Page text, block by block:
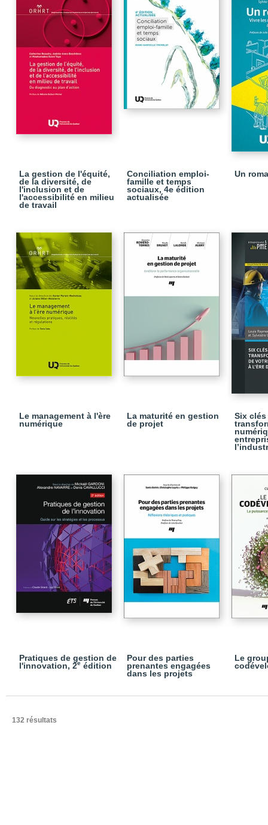
La gestion de l'équité,
de la diversité, de
l'inclusion et de
l'accessibilité en milieu
de travail
Conciliation emploi-
famille et temps
sociaux, 4e édition
actualisée
Un
Le management à l'ère
numérique
La maturité en gestion
de projet
Six
Pratiques de gestion de
l'innovation, 2e édition
Pour des parties
prenantes engagées
dans les projets
Le
132 résultats